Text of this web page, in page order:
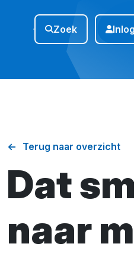
Zoek
Terug naar overzicht
Dat
naar